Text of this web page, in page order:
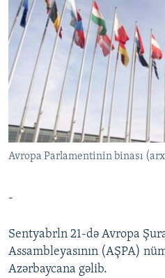
ARAŞDIRMA
MULTIMEDIA
VIDEO
FOTOQALEREYA
İNFOQRAFIKA
KARIKATURA
RADIO ARXIV
OXU ZALI
AZƏRBAYCAN ƏDƏBIYYATI
İSLAM VƏ DEMOKRATIYA
İZ - MƏDƏNIYYƏT PROQRAMI
HAQQIMIZDA
MISSIYAMIZ
PEŞƏ ETIKASI VƏ JURNALISTIKA
MATERIALLARIMIZDAN ISTIFADƏ
XƏBƏR BÜLLETENLƏRIMIZ
BIZI IZLƏ
Avropa Parlamentinin binası
-
Sentyabrln 21-də Avropa
Assambleyasının (AŞPA)
Azərbaycana gəlib.